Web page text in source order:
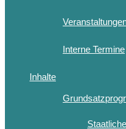
Interne Termine
Inhalte